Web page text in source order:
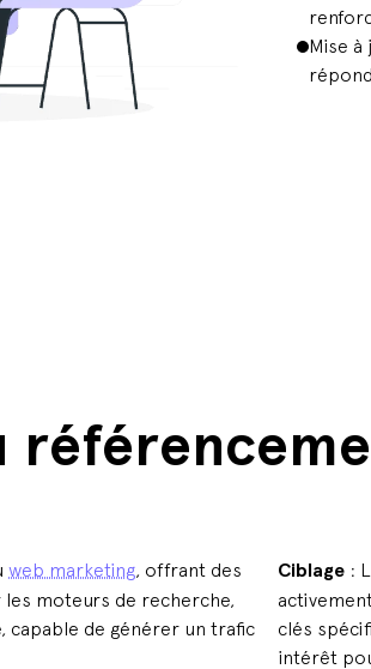
Mise
web marketing, offrant des
moteurs de recherche,
capable de générer un trafic
Ciblage :
clés
intérêt